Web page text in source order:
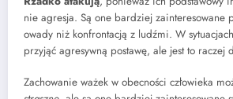
nie agresja. Są one bardziej zainteresowane
owady niż konfrontacją z ludźmi. W
przyjąć agresywną postawę, ale jest to raczej
Zachowanie ważek w obecności człowieka